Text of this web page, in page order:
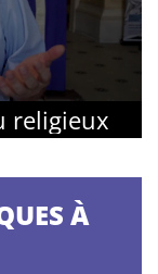
religieux
À